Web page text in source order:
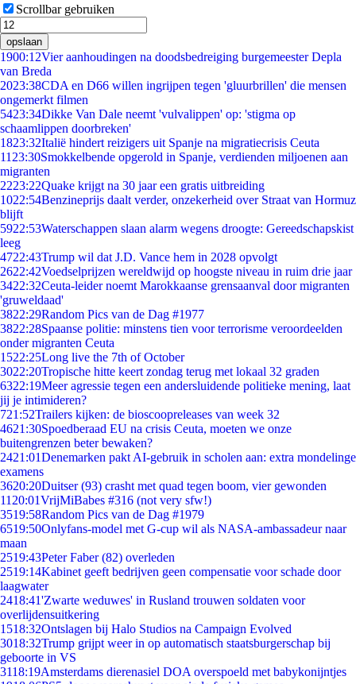
Scrollbar gebruiken
opslaan
1900:12Vier aanhoudingen na doodsbedreiging burgemeester Depla
van Breda
2023:38CDA en D66 willen ingrijpen tegen 'gluurbrillen' die mensen
ongemerkt filmen
5423:34Dikke Van Dale neemt 'vulvalippen' op: 'stigma op
schaamlippen doorbreken'
1823:32Italië hindert reizigers uit Spanje na migratiecrisis Ceuta
11 23:30Smokkelbende opgerold in Spanje, verdienden miljoenen aan
migranten
2223:22Quake krijgt na 30 jaar een gratis uitbreiding
1022:54Benzineprijs daalt verder, onzekerheid over Straat van Hormuz
blijft
5922:53Waterschappen slaan alarm wegens droogte: Gereedschapskist
leeg
4722:43Trump wil dat J.D. Vance hem in 2028 opvolgt
2622:42Voedselprijzen wereldwijd op hoogste niveau in ruim drie jaar
3422:32Ceuta-leider noemt Marokkaanse grensaanval door migranten
'gruweldaad'
3822:29Random Pics van de Dag #1977
3822:28Spaanse politie: minstens tien voor terrorisme veroordeelden
onder migranten Ceuta
1522:25Long live the 7th of October
3022:20Tropische hitte keert zondag terug met lokaal 32 graden
6322:19Meer agressie tegen een andersluidende politieke mening, laat
jij je intimideren?
721:52Trailers kijken: de bioscoopreleases van week 32
4621:30Spoedberaad EU na crisis Ceuta, moeten we onze
buitengrenzen beter bewaken?
2421:01Denemarken pakt AI-gebruik in scholen aan: extra mondelinge
examens
3620:20Duitser (93) crasht met quad tegen boom, vier gewonden
11 20:01VrijMiBabes #316 (not very sfw!)
3519:58Random Pics van de Dag #1979
6519:50Onlyfans-model met G-cup wil als NASA-ambassadeur naar
maan
2519:43Peter Faber (82) overleden
2519:14Kabinet geeft bedrijven geen compensatie voor schade door
laagwater
2418:41'Zwarte weduwes' in Rusland trouwen soldaten voor
overlijdensuitkering
1518:32Ontslagen bij Halo Studios na Campaign Evolved
3018:32Trump grijpt weer in op automatisch staatsburgerschap bij
geboorte in VS
3118:19Amsterdams dierenasiel DOA overspoeld met babykonijntjes